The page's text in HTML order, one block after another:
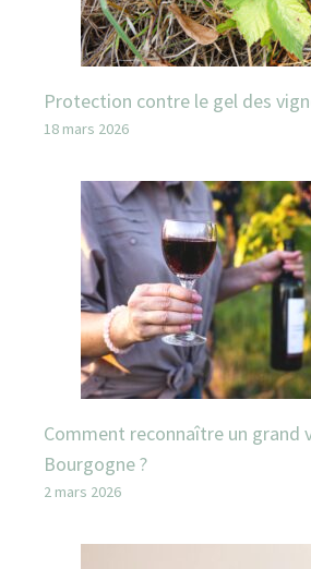
Protection contre le gel des
18 mars 2026
Comment reconnaître un grand
Bourgogne ?
2 mars 2026